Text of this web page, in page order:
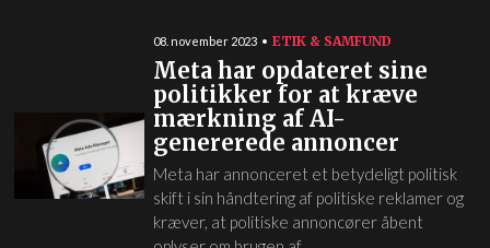
08. november 2023 ETIK & SAMFUND
Meta har opdateret sine
politikker for at kræve
mærkning af AI-
genererede annoncer
Meta har annonceret et betydeligt politisk
skift i sin håndtering af politiske reklamer og
kræver, at politiske annoncører åbent